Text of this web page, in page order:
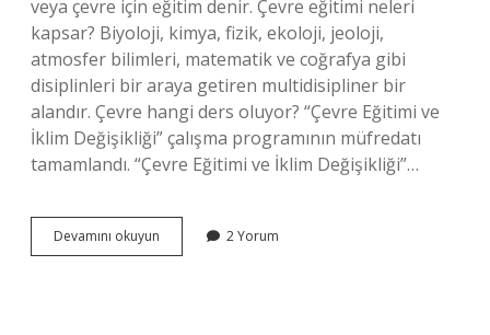
veya çevre için eğitim denir. Çevre eğitimi neleri
kapsar? Biyoloji, kimya, fizik, ekoloji, jeoloji,
atmosfer bilimleri, matematik ve coğrafya gibi
disiplinleri bir araya getiren multidisipliner bir
alandır. Çevre hangi ders oluyor? “Çevre Eğitimi ve
İklim Değişikliği” çalışma programının müfredatı
tamamlandı. “Çevre Eğitimi ve İklim Değişikliği”…
Devamını okuyun
Eğitimi
2 Yorum